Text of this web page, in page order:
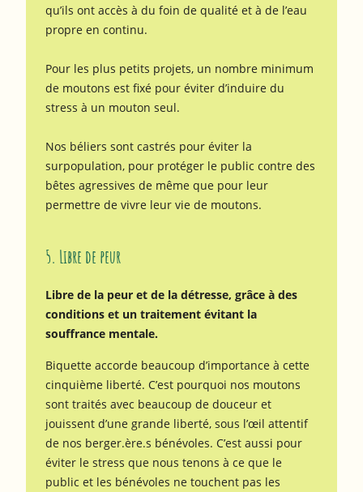
qu’ils ont accès à du foin de qualité et à de l’eau
propre en continu.
Pour les plus petits projets, un nombre minimum
de moutons est fixé pour éviter d’induire du
stress à un mouton seul.
Nos béliers sont castrés pour éviter la
surpopulation, pour protéger le public contre des
bêtes agressives de même que pour leur
permettre de vivre leur vie de moutons.
5. Libre de peur
Libre de la peur et de la détresse, grâce à des
conditions et un traitement évitant la
souffrance mentale.
Biquette accorde beaucoup d’importance à cette
cinquième liberté. C’est pourquoi nos moutons
sont traités avec beaucoup de douceur et
jouissent d’une grande liberté, sous l’œil attentif
de nos berger.ère.s bénévoles. C’est aussi pour
éviter le stress que nous tenons à ce que le
public et les bénévoles ne touchent pas les